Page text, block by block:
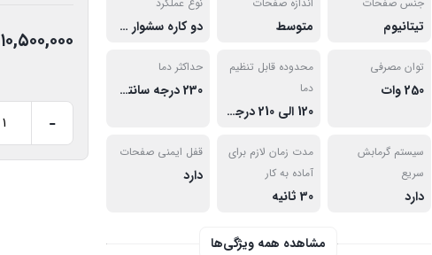
جنس صفحات
تیتانیوم
اندازه صفحات
متوسط
نوع عملکرد
دو کاره سشوار و اتو مو
توان مصرفی
250 وات
محدوده قابل تنظیم
دما
120 الی 210 درجه سانتی گراد
حداکثر دما
230 درجه سانتی گراد
سیستم گرمابش
سریع
دارد
مدت زمان لازم برای
آماده به کار
30 ثانیه
قفل ایمنی صفحات
دارد
مشاهده همه ویژگی‌ها
۱۰,۵۰۰,۰۰۰
مو
-